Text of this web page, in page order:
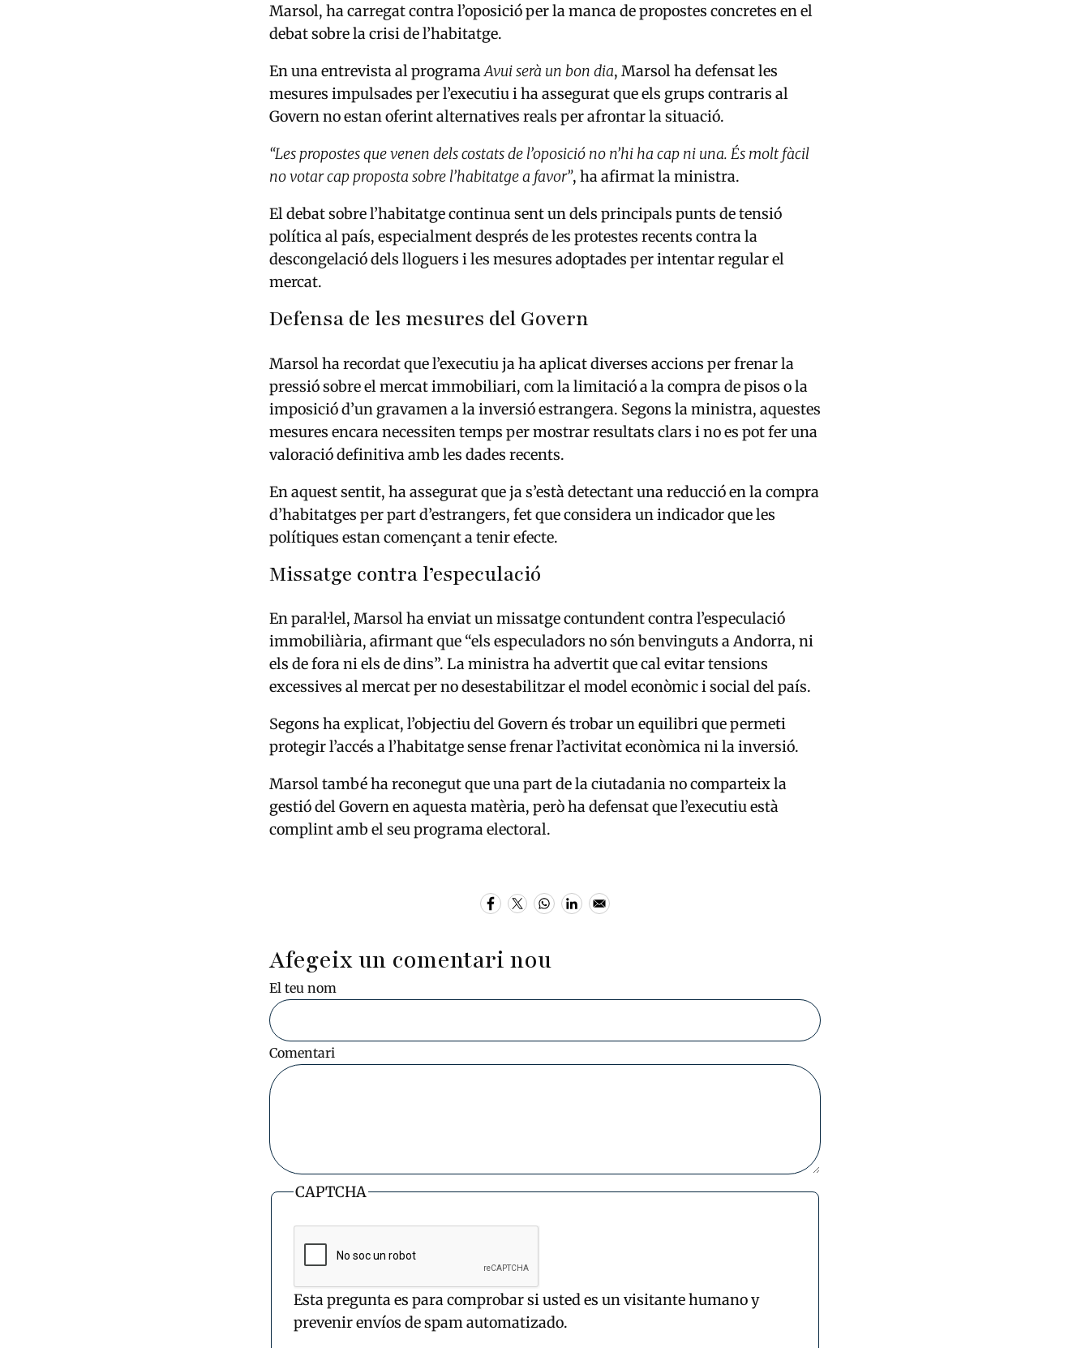
Marsol, ha carregat contra l’oposició per la manca de propostes concretes en el
debat sobre la crisi de l’habitatge.
En una entrevista al programaAvui serà un bon dia, Marsol ha defensat les
mesures impulsades per l’executiu i ha assegurat que els grups contraris al
Govern no estan oferint alternatives reals per afrontar la situació.
“Les propostes que venen dels costats de l’oposició no n’hi ha cap ni una. És molt fàcil
no votar cap proposta sobre l’habitatge a favor”, ha afirmat la ministra.
El debat sobre l’habitatge continua sent un dels principals punts de tensió
política al país, especialment després de les protestes recents contra la
descongelació dels lloguers i les mesures adoptades per intentar regular el
mercat.
Defensa de les mesures del Govern
Marsol ha recordat que l’executiu ja ha aplicat diverses accions per frenar la
pressió sobre el mercat immobiliari, com la limitació a la compra de pisos o la
imposició d’un gravamen a la inversió estrangera. Segons la ministra, aquestes
mesures encara necessiten temps per mostrar resultats clars i no es pot fer una
valoració definitiva amb les dades recents.
En aquest sentit, ha assegurat que ja s’està detectant una reducció en la compra
d’habitatges per part d’estrangers, fet que considera un indicador que les
polítiques estan començant a tenir efecte.
Missatge contra l’especulació
En paral·lel, Marsol ha enviat un missatge contundent contra l’especulació
immobiliària, afirmant que “els especuladors no són benvinguts a Andorra, ni
els de fora ni els de dins”. La ministra ha advertit que cal evitar tensions
excessives al mercat per no desestabilitzar el model econòmic i social del país.
Segons ha explicat, l’objectiu del Govern és trobar un equilibri que permeti
protegir l’accés a l’habitatge sense frenar l’activitat econòmica ni la inversió.
Marsol també ha reconegut que una part de la ciutadania no comparteix la
gestió del Govern en aquesta matèria, però ha defensat que l’executiu està
complint amb el seu programa electoral.
Afegeix un comentari nou
El teu nom
Comentari
CAPTCHA
Esta pregunta es para comprobar si usted es un visitante humano y
prevenir envíos de spam automatizado.